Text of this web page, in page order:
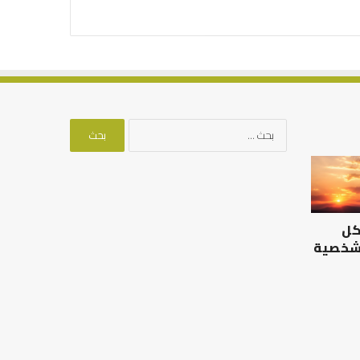
الرصيد
التربوي
والطفولة
المبكرة
..
كيف
شخصية
البحث